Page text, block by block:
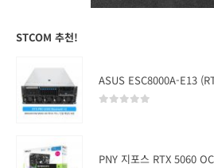
STCOM 추천!
ASUS ESC8000A-E13
PNY 지포스 RTX 5060